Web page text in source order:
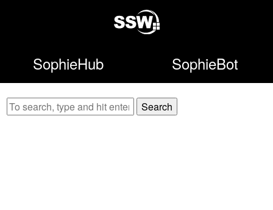
SophieHub SophieBot
Search